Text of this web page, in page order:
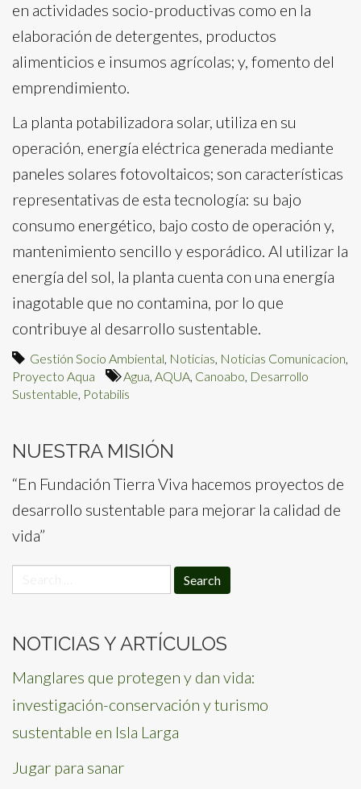
en actividades socio-productivas como en la
elaboración de detergentes, productos
alimenticios e insumos agrícolas; y, fomento del
emprendimiento.
La planta potabilizadora solar, utiliza en su
operación, energía eléctrica generada mediante
paneles solares fotovoltaicos; son características
representativas de esta tecnología: su bajo
consumo energético, bajo costo de operación y,
mantenimiento sencillo y esporádico. Al utilizar la
energía del sol, la planta cuenta con una energía
inagotable que no contamina, por lo que
contribuye al desarrollo sustentable.
Gestión Socio Ambiental, Noticias, Noticias Comunicacion,
Proyecto Aqua
Agua, AQUA, Canoabo, Desarrollo
Sustentable, Potabilis
NUESTRA MISIÓN
“En Fundación Tierra Viva hacemos proyectos de
desarrollo sustentable para mejorar la calidad de
vida”
for:
NOTICIAS Y ARTÍCULOS
Manglares que protegen y dan vida:
investigación-conservación y turismo
sustentable en Isla Larga
Jugar para sanar